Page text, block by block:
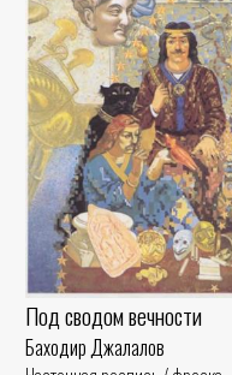
Под сводом вечности
Баходир Джалалов